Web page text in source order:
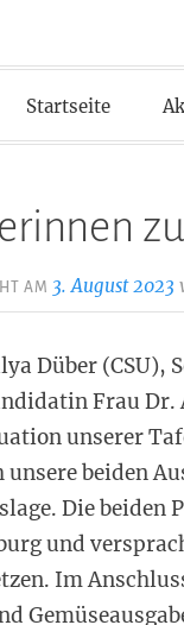
Startseite
AM 3. August 2023
Düber (CSU),
Frau Dr.
unserer
unsere beiden
Die
und
Im